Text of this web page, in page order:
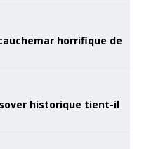
horrifique de
historique tient-il